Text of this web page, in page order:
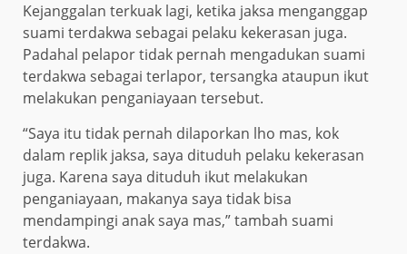
Kejanggalan terkuak lagi, ketika jaksa menganggap
suami terdakwa sebagai pelaku kekerasan juga.
Padahal pelapor tidak pernah mengadukan suami
terdakwa sebagai terlapor, tersangka ataupun ikut
melakukan penganiayaan tersebut.
“Saya itu tidak pernah dilaporkan lho mas, kok
dalam replik jaksa, saya dituduh pelaku kekerasan
juga. Karena saya dituduh ikut melakukan
penganiayaan, makanya saya tidak bisa
mendampingi anak saya mas,” tambah suami
terdakwa.